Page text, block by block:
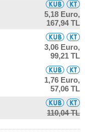
5,18 Euro,
167,94 TL
3,06 Euro,
99,21 TL
1,76 Euro,
57,06 TL
110,04 TL